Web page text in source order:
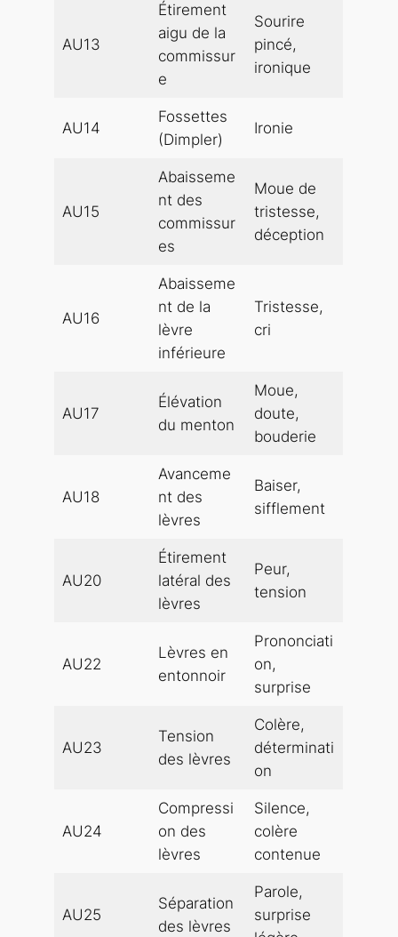
AU13
Étirement
aigu de la
commissur
e
Sourire
pincé,
ironique
AU14
Fossettes
(Dimpler)
Ironie
AU15
Abaisseme
nt des
commissur
es
Moue de
tristesse,
déception
AU16
Abaisseme
nt de la
lèvre
inférieure
Tristesse,
cri
AU17
Élévation
du menton
Moue,
doute,
bouderie
AU18
Avanceme
nt des
lèvres
Baiser,
sifflement
AU20
Étirement
latéral des
lèvres
Peur,
tension
AU22
Lèvres en
entonnoir
Prononciati
on,
surprise
AU23
Tension
des lèvres
Colère,
déterminati
on
AU24
Compressi
on des
lèvres
Silence,
colère
contenue
AU25
Séparation
des lèvres
Parole,
surprise